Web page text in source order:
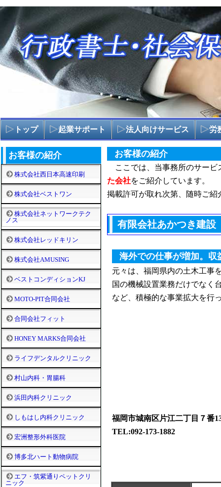
トップ 起業サポート 法人向けサービス 労
お客様の紹介
株式会社西日本高速印刷
株式会社ベストワン
株式会社ネットワークテク
ノス
株式会社レッドキリン
株式会社AMUSING
ベストコンディションKJ
MOTO-PIT合同会社
合同会社フィット
HONEY MARKS合同会社
ライフデンタルクリニック
村山内科・胃腸科
浜田内科クリニック
しもはし内科クリニック
宏洲整形外科医院
博多北ハート動物病院
エフ・筑紫通りペットクリ
ニック
お客様の紹介
ここでは、当事務所のサービ
た会社をご紹介しています。
掲載許可が取れ次第、随時ご紹
有限会社あかつき建設
海外での仕事が増加。収
元々は、福岡県内の土木工事
国の機械設置業務だけでなく
など、積極的な事業拡大を行
福岡市城南区片江二丁目７番
TEL:092-173-1882